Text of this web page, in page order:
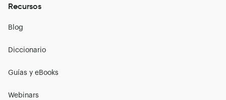
Recursos
Blog
Diccionario
Guías y eBooks
Webinars